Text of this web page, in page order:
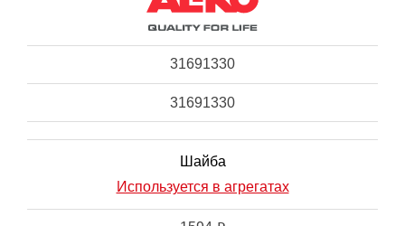
31691330
31691330
Шайба
Используется в агрегатах